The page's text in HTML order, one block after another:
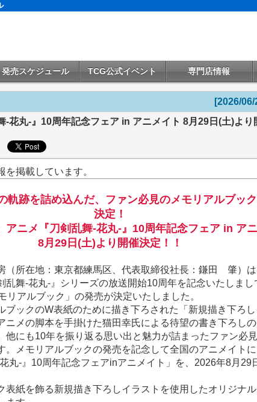
発売スケジュール TCG公式イベント 専門店情報
[2026/
-花丸-』10周年記念フェア in アニメイト 8月29日(土)より
掲載しています。
軌跡を詰め込んだ、ファン必見のメモリアルブッ
決定！
アニメ『刀剣乱舞-花丸-』10周年記念フェア in ア
8月29日(土)より開催決定！！
（所在地：東京都練馬区、代表取締役社長：鎌田 肇）
乱舞-花丸-』シリーズの放送開始10周年を記念いたしまし
リアルブック」の発売が決定いたしました。
ブックのW表紙のために描き下ろされた「新規描き下ろ
ニメの脚本を手掛けた猫田幸氏による待望の書き下ろし
他にも10年を振り返る思い出と魅力が詰まったファン必
。メモリアルブックの発売を記念して全国のアニメイト
丸-』10周年記念フェアinアニメイト」を、2026年8月29
表紙を飾る新規描き下ろしイラストを使用したオリジナ